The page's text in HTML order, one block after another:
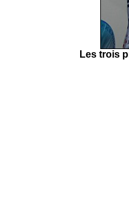
Les trois